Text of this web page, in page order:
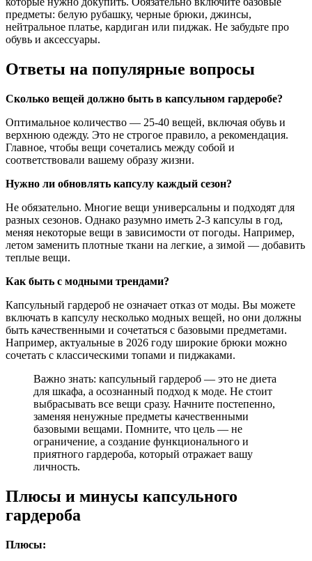
предметы: белую рубашку, черные брюки, джинсы,
нейтральное платье, кардиган или пиджак. Не забудьте про
обувь и аксессуары.
Ответы на популярные вопросы
Сколько вещей должно быть в капсульном гардеробе?
Оптимальное количество — 25-40 вещей, включая обувь и
верхнюю одежду. Это не строгое правило, а рекомендация.
Главное, чтобы вещи сочетались между собой и
соответствовали вашему образу жизни.
Нужно ли обновлять капсулу каждый сезон?
Не обязательно. Многие вещи универсальны и подходят для
разных сезонов. Однако разумно иметь 2-3 капсулы в год,
меняя некоторые вещи в зависимости от погоды. Например,
летом заменить плотные ткани на легкие, а зимой — добавить
теплые вещи.
Как быть с модными трендами?
Капсульный гардероб не означает отказ от моды. Вы можете
включать в капсулу несколько модных вещей, но они должны
быть качественными и сочетаться с базовыми предметами.
Например, актуальные в 2026 году широкие брюки можно
сочетать с классическими топами и пиджаками.
Важно знать: капсульный гардероб — это не диета
для шкафа, а осознанный подход к моде. Не стоит
выбрасывать все вещи сразу. Начните постепенно,
заменяя ненужные предметы качественными
базовыми вещами. Помните, что цель — не
ограничение, а создание функционального и
приятного гардероба, который отражает вашу
личность.
Плюсы и минусы капсульного
гардероба
Плюсы: